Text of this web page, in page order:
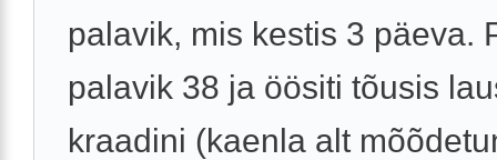
palavik, mis kestis 3 päeva.
palavik 38 ja öösiti tõusis
kraadini (kaenla alt